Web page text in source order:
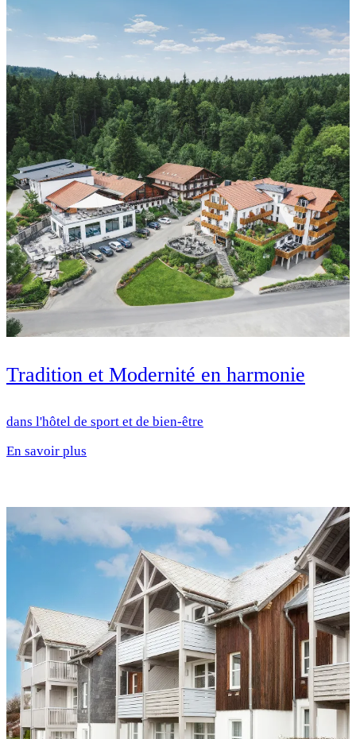
Tradition et Modernité en harmonie
dans l'hôtel de sport et de bien-être
En savoir plus